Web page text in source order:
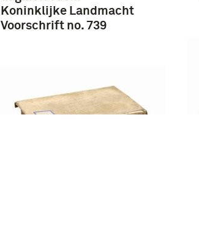
Koninklijke Landmacht
Voorschrift no. 739